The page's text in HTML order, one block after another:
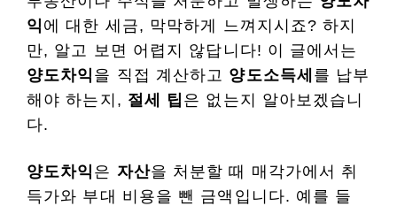
익 에 대한 세금, 막막하게 느껴지시죠? 하지
만, 알고 보면 어렵지 않답니다! 이 글에서는
양도차익 을 직접 계산하고 양도소득세 를 납부
해야 하는지, 절세 팁 은 없는지 알아보겠습니
다.
양도차익 은 자산을 처분할 때 매각가에서 취
득가와 부대 비용을 뺀 금액입니다. 예를 들